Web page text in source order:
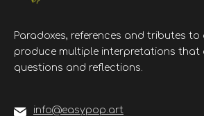
Paradoxes, references and tributes
produce multiple interpretations that
questions and reflections.
info@easypop.art